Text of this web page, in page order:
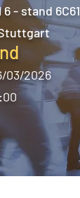
- stand 6C61
03/2026